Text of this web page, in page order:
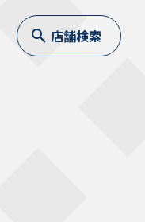
店舗検索